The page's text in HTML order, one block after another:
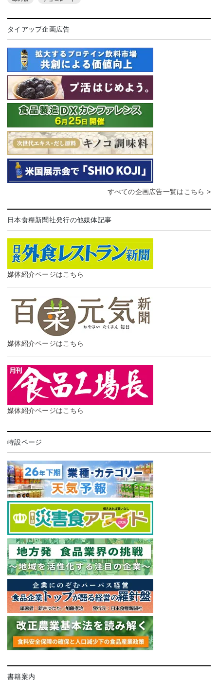
タイアップ企画広告
すべての企画広告一覧はこちら >
日本食糧新聞社発行の他媒体記事
媒体紹介ページはこちら
媒体紹介ページはこちら
媒体紹介ページはこちら
特設ページ
書籍案内